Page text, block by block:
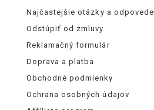
Najčastejšie otázky a odpovede
Odstúpiť od zmluvy
Reklamačný formulár
Doprava a platba
Obchodné podmienky
Ochrana osobných údajov